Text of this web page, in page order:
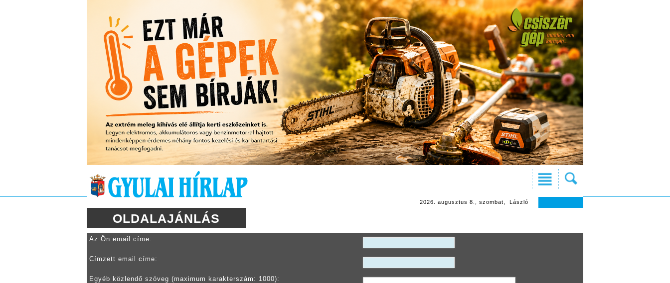
2026. augusztus 8., szombat, László
OLDALAJÁNLÁS
Az Ön email címe:
Címzett email címe:
Egyéb közlendő szöveg (maximum karakterszám: 1000):